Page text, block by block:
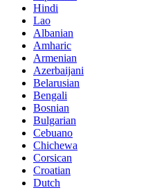
Hindi
Lao
Albanian
Amharic
Armenian
Azerbaijani
Belarusian
Bengali
Bosnian
Bulgarian
Cebuano
Chichewa
Corsican
Croatian
Dutch